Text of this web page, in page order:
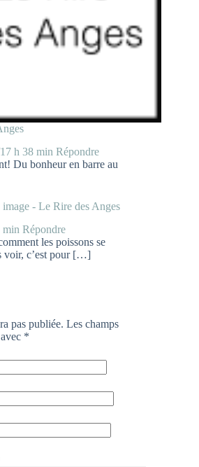
h 38 min Répondre
Du bonheur en barre au
- Le Rire des Anges
min Répondre
les poissons se
voir, c’est pour […]
pas publiée. Les champs
*